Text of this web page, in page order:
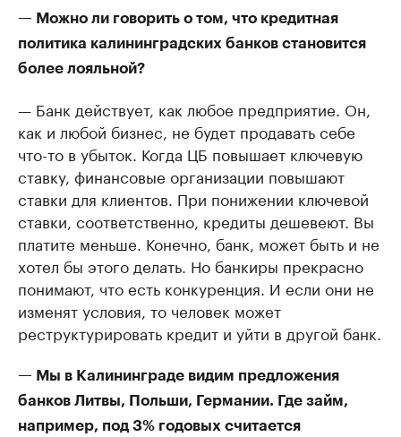
— Можно ли говорить о том, что кредитная
политика калининградских банков становится
более лояльной?
— Банк действует, как любое предприятие. Он,
как и любой бизнес, не будет продавать себе
что-то в убыток. Когда ЦБ повышает ключевую
ставку, финансовые организации повышают
ставки для клиентов. При понижении ключевой
ставки, соответственно, кредиты дешевеют. Вы
платите меньше. Конечно, банк, может быть и не
хотел бы этого делать. Но банкиры прекрасно
понимают, что есть конкуренция. И если они не
изменят условия, то человек может
реструктурировать кредит и уйти в другой банк.
— Мы в Калининграде видим предложения
банков Литвы, Польши, Германии. Где займ,
например, под 3% годовых считается